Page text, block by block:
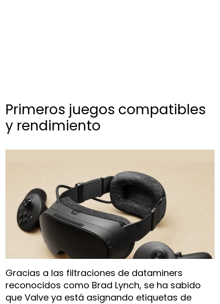
Primeros juegos compatibles
y rendimiento
Gracias a las filtraciones de dataminers
reconocidos como Brad Lynch, se ha sabido
que Valve ya está asignando etiquetas de